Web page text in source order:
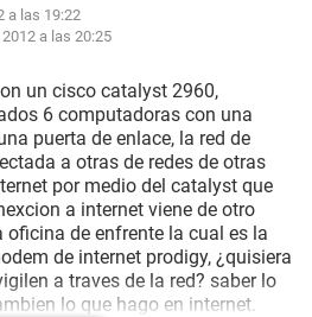
a las 19:22
a las 20:25
un cisco catalyst 2960,
6 computadoras con una
puerta de enlace, la red de
a otras de redes de otras
por medio del catalyst que
a internet viene de otro
de enfrente la cual es la
de internet prodigy, ¿quisiera
a traves de la red? saber lo
lo que hago en internet.